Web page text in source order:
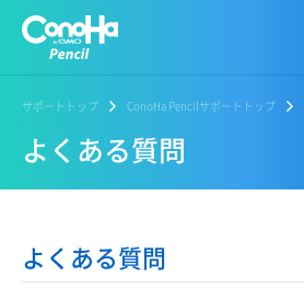
サポートトップ ConoHa Pencilサポートトップ
よくある質問
よくある質問